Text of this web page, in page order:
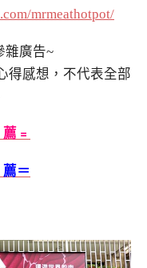
mrmeathotpot/
廣告~
得感想，不代表全部
﹦
薦＝